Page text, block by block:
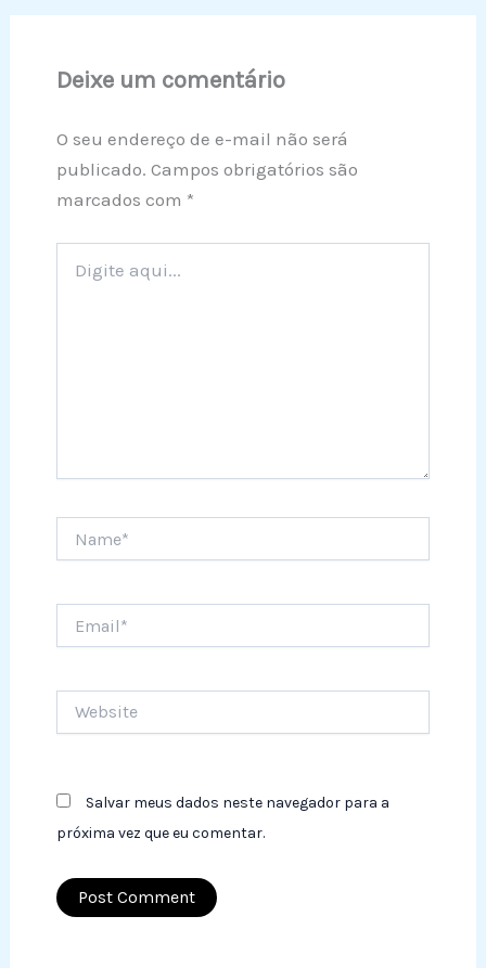
Deixe um comentário
O seu endereço de e-mail não será
publicado. Campos obrigatórios são
marcados com *
aqui...
Salvar meus dados neste navegador para a
próxima vez que eu comentar.